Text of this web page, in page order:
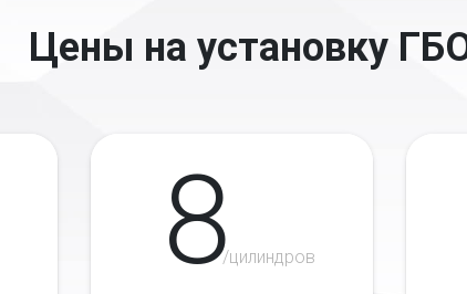
Цены на установку
8/цилиндров